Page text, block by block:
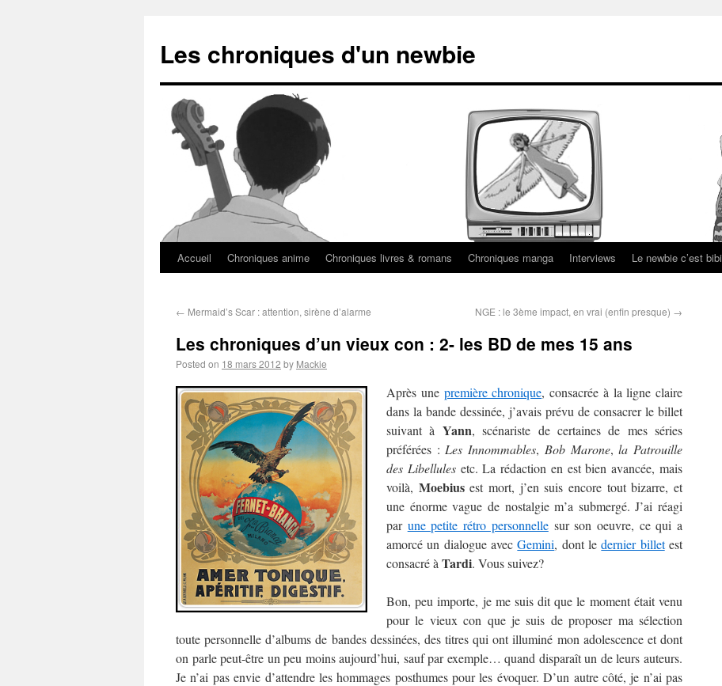
Les chroniques d'un newbie
Accueil Chroniques anime Chroniques livres & romans Chroniques manga Interviews Le newbie c’est bibi
← Mermaid’s Scar : attention, sirène d’alarme NGE : le 3ème impact, en vrai (enfin presque) →
Les chroniques d’un vieux con : 2- les BD de mes 15 ans
Posted on 18 mars 2012 by Mackie
Après une première chronique, consacrée à la ligne claire
dans la bande dessinée, j’avais prévu de consacrer le billet
suivant à Yann, scénariste de certaines de mes séries
préférées : Les Innommables, Bob Marone,la Patrouille
des Libellulesetc. La rédaction en est bien avancée, mais
voilà, Moebiusest mort, j’en suis encore tout bizarre, et
une énorme vague de nostalgie m’a submergé. J’ai réagi
par une petite rétro personnellesur son oeuvre, ce qui a
amorcé un dialogue avecGemini, dont ledernier billetest
consacré à Tardi. Vous suivez?
Bon, peu importe, je me suis dit que le moment était venu
pour le vieux con que je suis de proposer ma sélection
toute personnelle d’albums de bandes dessinées, des titres qui ont illuminé mon adolescence et dont
on parle peut-être un peu moins aujourd’hui, sauf par exemple… quand disparaît un de leurs auteurs.
Je n’ai pas envie d’attendre les hommages posthumes pour les évoquer. D’un autre côté, je n’ai pas